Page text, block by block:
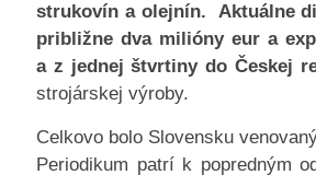
strukovín a olejnín. Aktuálne
približne dva milióny eur a
a z jednej štvrtiny do Českej
strojárskej výroby.
Celkovo bolo Slovensku
Periodikum patrí k popredným